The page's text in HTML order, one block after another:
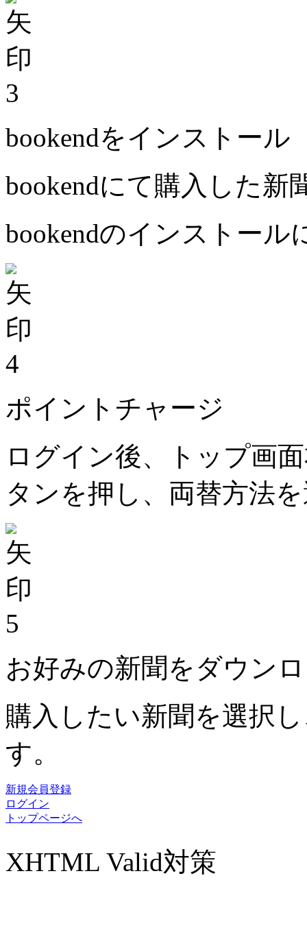
3
bookendをインストール
bookendにて購入した新
bookendのインストール
4
ポイントチャージ
ログイン後、トップ画
タンを押し、両替方法
5
お好みの新聞をダウン
購入したい新聞を選択
す。
新規会員登録
ログイン
トップページへ
XHTML Valid対策